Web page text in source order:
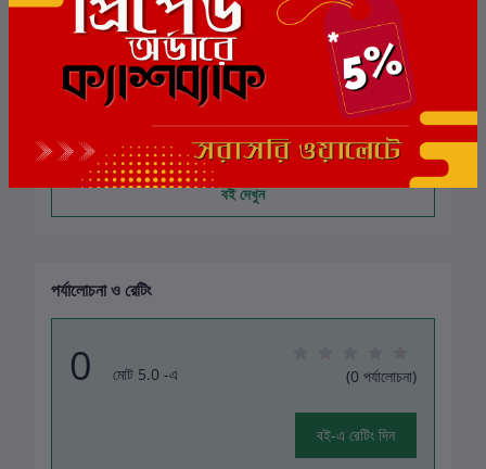
প্রকাশক
অনুসরণ করুন
সুপ্রকাশ
সূর্য সেন স্ট্রীট
অনুসরণকারী:
52
বই দেখুন
পর্যালোচনা ও রেটিং
0 মোট 5.0 -এ (0 পর্যালোচনা)
বই-এ রেটিং দিন